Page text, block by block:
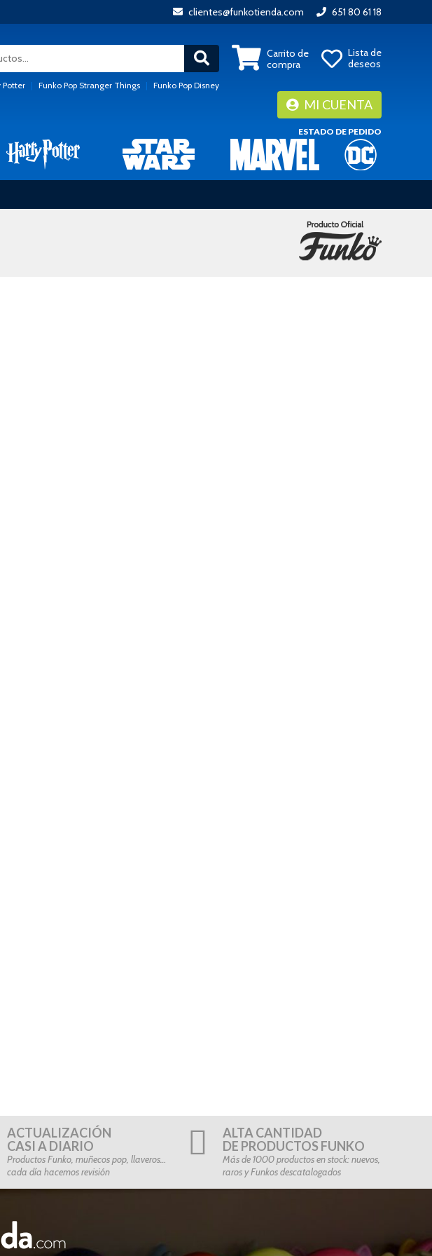
clientes@funkotienda.com 651 80 61 18
Potter | Funko Pop Stranger Things | Funko Pop Disney
Carrito de
compra
Lista de
deseos
MI CUENTA
ESTADO DE PEDIDO
ACTUALIZACIÓN
CASI A DIARIO
Productos Funko, muñecos pop, llaveros…
cada día hacemos revisión
ALTA CANTIDAD
DE PRODUCTOS FUNKO
Más de 1000 productos en stock: nuevos,
raros y Funkos descatalogados